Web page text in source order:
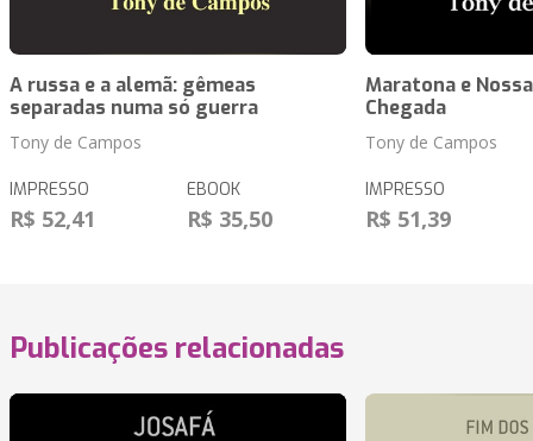
A russa e a alemã: gêmeas
separadas numa só guerra
Tony de Campos
IMPRESSO
R$ 52,41
EBOOK
R$ 35,50
Maratona e
Chegada
Tony de Campos
IMPRESSO
R$ 51,39
Publicações relacionadas